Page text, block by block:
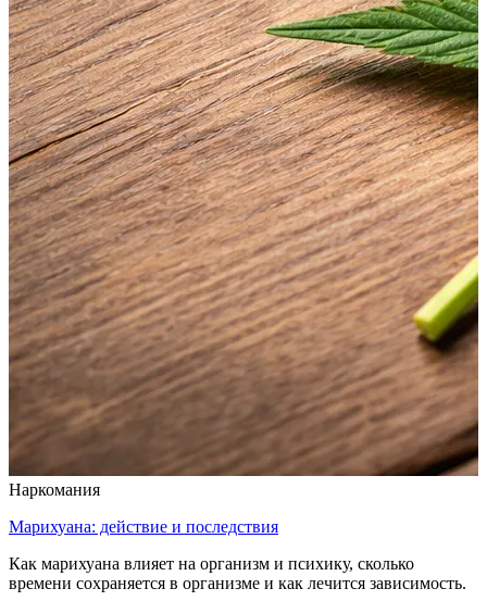
Наркомания
Марихуана: действие и последствия
Как марихуана влияет на организм и психику, сколько
времени сохраняется в организме и как лечится зависимость.